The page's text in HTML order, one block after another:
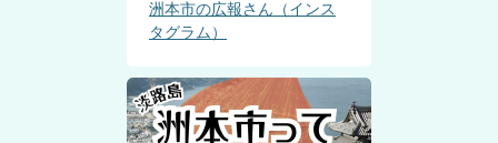
洲本市の広報さん（インス
タグラム）